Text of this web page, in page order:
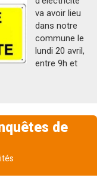
va avoir lieu
dans notre
commune le
lundi 20 avril,
entre 9h et
de